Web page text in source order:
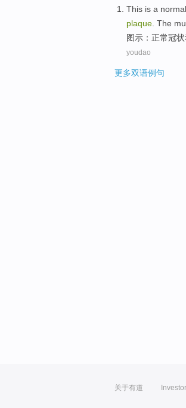
This is a normal
plaque . The
图示： 正常冠状
youdao
更多双语例句
关于有道